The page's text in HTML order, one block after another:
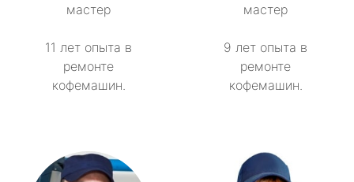
мастер
11 лет опыта в
ремонте
кофемашин.
мастер
9 лет опыта в
ремонте
кофемашин.